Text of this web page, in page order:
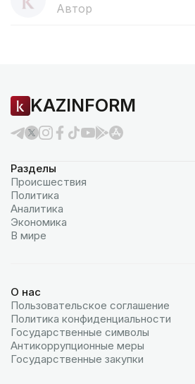
Автор
KAZINFORM
Разделы
Происшествия
Политика
Аналитика
Экономика
В мире
О нас
Пользовательское соглашение
Политика конфиденциальности
Государственные символы
Антикоррупционные меры
Государственные закупки